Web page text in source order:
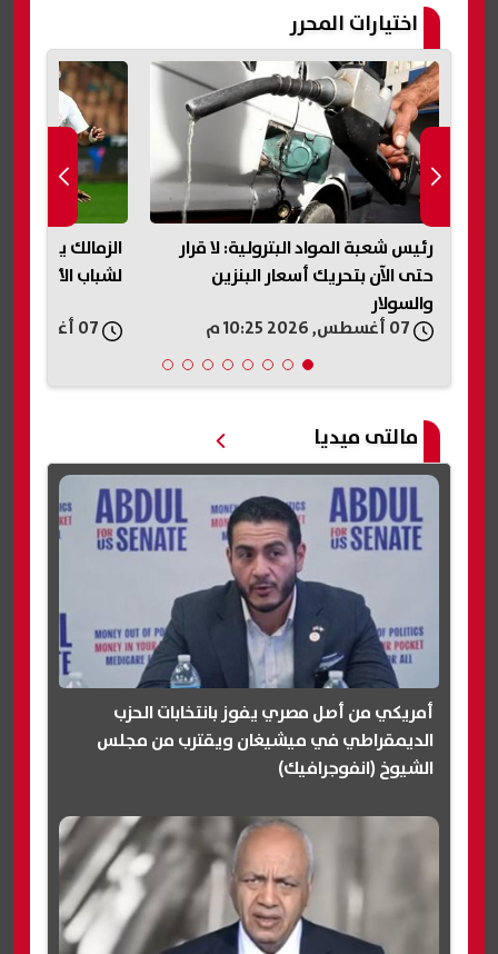
اختيارات المحرر
رئيس شعبة المواد البترولية: لا قرار
حتى الآن بتحريك أسعار البنزين
والسولار
الزمالك يكشف
لشباب الأهلي
مالتى ميديا
أمريكي من أصل مصري يفوز بانتخابات الحزب
الديمقراطي في ميشيغان ويقترب من مجلس
الشيوخ (انفوجرافيك)